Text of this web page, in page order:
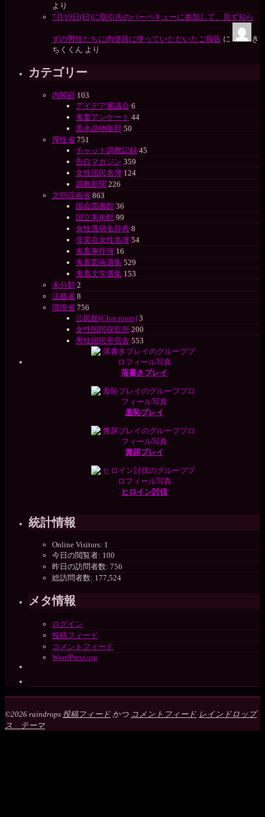
より
7月19日(日)に取引先のバーベキューに参加して、見ず知ら
ずの男性たちに肉便器に使っていただいたご報告 に
き
ちくくん より
カテゴリー
内閣府 103
アイデア審議会 6
鬼畜アンケート 44
黒水晶物販部 50
厚性省 751
チャット調教記録 45
告白マガジン 359
女性国民名簿 124
調教新聞 226
文部淫画省 863
国会図書館 36
国立美術館 99
女性蔑視名辞典 8
非実在女性名簿 54
鬼畜事件簿 16
鬼畜図画選集 529
鬼畜文学選集 153
未分類 2
法務省 8
環境省 756
公民館(Chat room) 3
女性国民収監所 200
男性国民寄宿舎 553
落書きプレイ
羞恥プレイ
糞尿プレイ
ヒロイン討伐
統計情報
Online Visitors: 1
今日の閲覧者: 100
昨日の訪問者数: 756
総訪問者数: 177,524
メタ情報
ログイン
投稿フィード
コメントフィード
WordPress.org
©2026 raindrops 投稿フィード かつ コメントフィード レインドロップ
ス テーマ